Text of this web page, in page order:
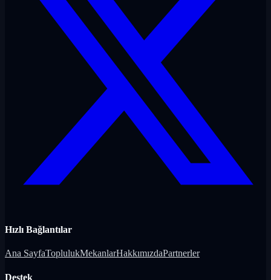
Hızlı Bağlantılar
Ana SayfaToplulukMekanlarHakkımızdaPartnerler
Destek